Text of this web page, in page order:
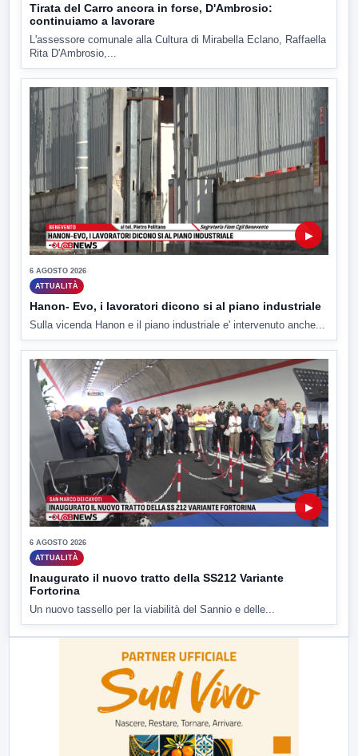
Tirata del Carro ancora in forse, D'Ambrosio:
continuiamo a lavorare
L'assessore comunale alla Cultura di Mirabella Eclano, Raffaella
Rita D'Ambrosio,...
▶
6 AGOSTO 2026
ATTUALITÀ
Hanon- Evo, i lavoratori dicono si al piano industriale
Sulla vicenda Hanon e il piano industriale e' intervenuto anche...
▶
6 AGOSTO 2026
ATTUALITÀ
Inaugurato il nuovo tratto della SS212 Variante
Fortorina
Un nuovo tassello per la viabilità del Sannio e delle...